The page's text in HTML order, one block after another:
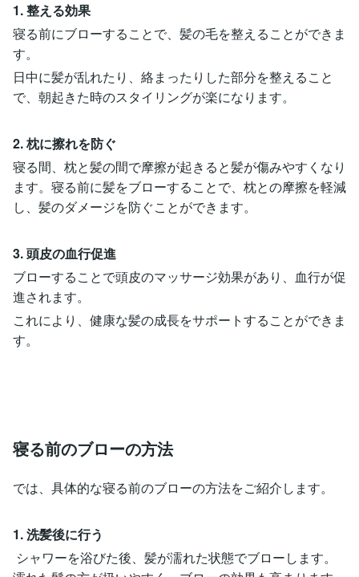
1. 整える効果
寝る前にブローすることで、髪の毛を整えることができま
す。
日中に髪が乱れたり、絡まったりした部分を整えること
で、朝起きた時のスタイリングが楽になります。
2. 枕に擦れを防ぐ
寝る間、枕と髪の間で摩擦が起きると髪が傷みやすくなり
ます。寝る前に髪をブローすることで、枕との摩擦を軽減
し、髪のダメージを防ぐことができます。
3. 頭皮の血行促進
ブローすることで頭皮のマッサージ効果があり、血行が促
進されます。
これにより、健康な髪の成長をサポートすることができま
す。
寝る前のブローの方法
では、具体的な寝る前のブローの方法をご紹介します。
1. 洗髪後に行う
シャワーを浴びた後、髪が濡れた状態でブローします。